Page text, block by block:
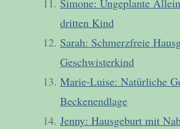
Simone: Ungeplante
dritten Kind
Sarah: Schmerzfreie
Geschwisterkind
Marie-Luise: Natürliche
Beckenendlage
Jenny: Hausgeburt mit